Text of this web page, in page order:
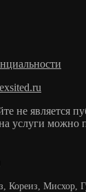
exsited.ru
не является
услуги можно
Кореиз, Мисхор,